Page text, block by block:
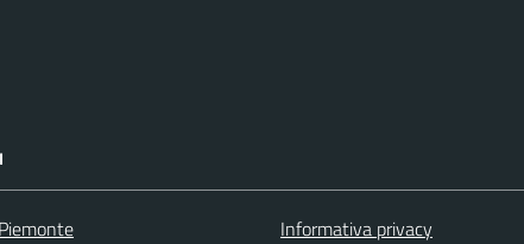
Informativa privacy